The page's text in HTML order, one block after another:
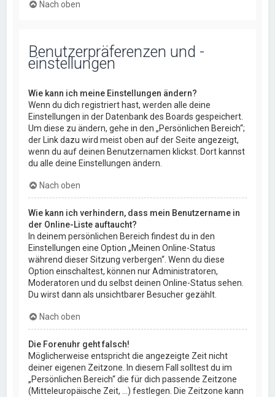
Nach oben
Benutzerpräferenzen und -
einstellungen
Wie kann ich meine Einstellungen ändern?
Wenn du dich registriert hast, werden alle deine
Einstellungen in der Datenbank des Boards gespeichert.
Um diese zu ändern, gehe in den „Persönlichen Bereich“;
der Link dazu wird meist oben auf der Seite angezeigt,
wenn du auf deinen Benutzernamen klickst. Dort kannst
du alle deine Einstellungen ändern.
Nach oben
Wie kann ich verhindern, dass mein Benutzername in
der Online-Liste auftaucht?
In deinem persönlichen Bereich findest du in den
Einstellungen eine Option „Meinen Online-Status
während dieser Sitzung verbergen“. Wenn du diese
Option einschaltest, können nur Administratoren,
Moderatoren und du selbst deinen Online-Status sehen.
Du wirst dann als unsichtbarer Besucher gezählt.
Nach oben
Die Forenuhr geht falsch!
Möglicherweise entspricht die angezeigte Zeit nicht
deiner eigenen Zeitzone. In diesem Fall solltest du im
„Persönlichen Bereich“ die für dich passende Zeitzone
(Mitteleuropäische Zeit, ...) festlegen. Die Zeitzone kann